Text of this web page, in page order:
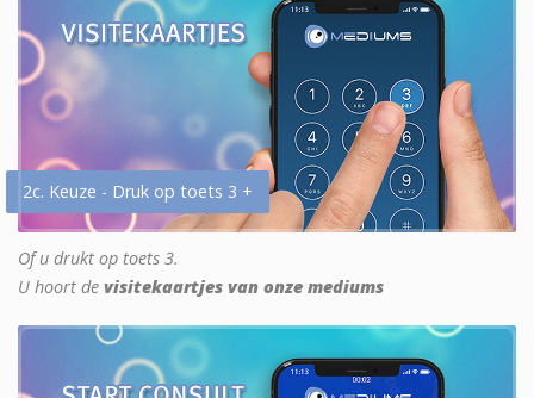
2c. Keuze - Druk op toets 3 +
Of u drukt op toets 3.
U hoort de visitekaartjes van onze mediums